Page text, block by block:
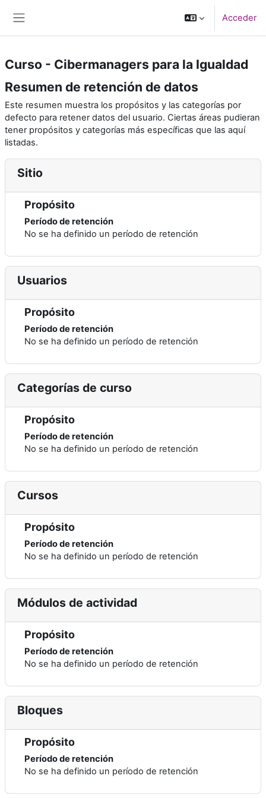
Acceder
Curso - Cibermanagers para la Igualdad
Resumen de retención de datos
Este resumen muestra los propósitos y las categorías por
defecto para retener datos del usuario. Ciertas áreas pudieran
tener propósitos y categorías más específicas que las aquí
listadas.
Sitio
Propósito
Período de retención
No se ha definido un período de retención
Usuarios
Propósito
Período de retención
No se ha definido un período de retención
Categorías de curso
Propósito
Período de retención
No se ha definido un período de retención
Cursos
Propósito
Período de retención
No se ha definido un período de retención
Módulos de actividad
Propósito
Período de retención
No se ha definido un período de retención
Bloques
Propósito
Período de retención
No se ha definido un período de retención